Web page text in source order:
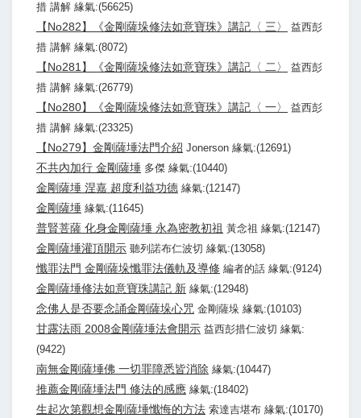
措 講解 緣氣:(56625)
【No282】《金剛薩垛修法如意寶珠》講記〈 三〉
益西彭
措 講解 緣氣:(8072)
【No281】《金剛薩垛修法如意寶珠》講記〈 二〉
益西彭
措 講解 緣氣:(26779)
【No280】《金剛薩垛修法如意寶珠》講記〈 一〉
益西彭
措 講解 緣氣:(23325)
【No279】金剛薩埵法門介紹 Jonerson 緣氣:(12691)
不共內加行 金剛薩埵 多傑 緣氣:(10440)
金剛薩埵 涅嘉 超度利益功德 緣氣:(12147)
金剛薩埵 緣氣:(11645)
普賢菩薩 化身金剛薩埵 永為密教初祖 黃念祖 緣氣:(12147)
金剛薩埵灌頂開示 聽列諾布仁波切 緣氣:(13058)
懺罪法門 金剛薩垛懺罪法儀軌及導修 編者的話 緣氣:(9124)
金剛薩埵修法如意寶珠講記 新 緣氣:(12948)
念佛人是否要念誦金剛薩垛心咒 金剛薩垛 緣氣:(10103)
甘露法雨 2008金剛薩埵法會開示 益西彭措仁波切 緣氣:
(9422)
南無金剛薩埵佛 一切罪障悉皆消除 緣氣:(10447)
推薦金剛薩埵法門 修法的感應 緣氣:(18402)
生起次第觀想金剛薩埵懺悔的方法 索達吉堪布 緣氣:(10170)